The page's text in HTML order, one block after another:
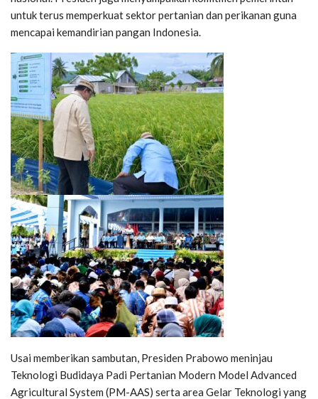
untuk terus memperkuat sektor pertanian dan perikanan guna
mencapai kemandirian pangan Indonesia.
Usai memberikan sambutan, Presiden Prabowo meninjau
Teknologi Budidaya Padi Pertanian Modern Model Advanced
Agricultural System (PM-AAS) serta area Gelar Teknologi yang